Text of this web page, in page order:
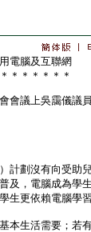
電腦及互聯網
＊＊＊＊＊＊
議上吳靄儀議
劃沒有向受助
及，電腦成為學
生更依賴電腦學
本生活需要；若